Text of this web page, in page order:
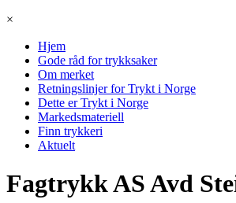
×
Hjem
Gode råd for trykksaker
Om merket
Retningslinjer for Trykt i Norge
Dette er Trykt i Norge
Markedsmateriell
Finn trykkeri
Aktuelt
Fagtrykk AS Avd